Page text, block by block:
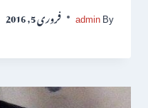
By
admin فروری 5, 2016